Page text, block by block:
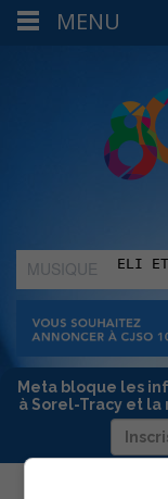
MUSIQUE
:
Meta bloque les
à Sorel-Tracy et
MENU